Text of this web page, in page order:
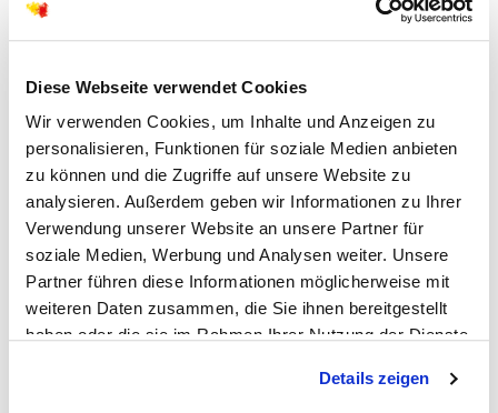
Diese Webseite verwendet Cookies
Wir verwenden Cookies, um Inhalte und Anzeigen zu
personalisieren, Funktionen für soziale Medien anbieten
zu können und die Zugriffe auf unsere Website zu
analysieren. Außerdem geben wir Informationen zu Ihrer
Verwendung unserer Website an unsere Partner für
soziale Medien, Werbung und Analysen weiter. Unsere
Partner führen diese Informationen möglicherweise mit
weiteren Daten zusammen, die Sie ihnen bereitgestellt
haben oder die sie im Rahmen Ihrer Nutzung der Dienste
Cookies, wenn Sie unsere Webseite weiterhin nutzen.
Details zeigen